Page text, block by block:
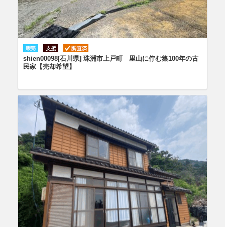
shien00098[石川県] 珠洲市上戸町 里山に佇む築100年の古
民家【売却希望】